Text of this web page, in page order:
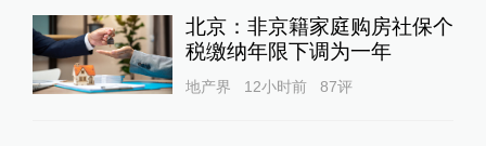
北京：非京籍家庭购房社保个
税缴纳年限下调为一年
地产界 12小时前 87评